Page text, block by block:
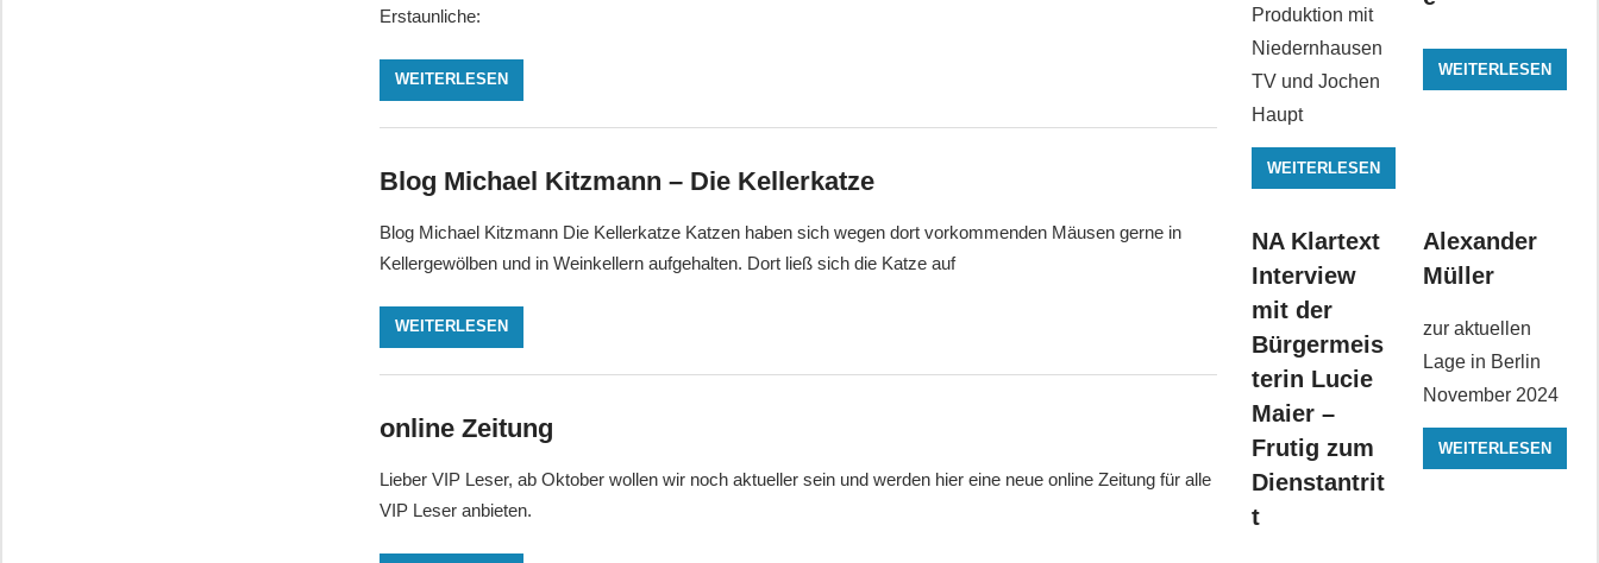
Erstaunliche:
WEITERLESEN
Blog Michael Kitzmann – Die Kellerkatze
Blog Michael Kitzmann Die Kellerkatze Katzen haben sich wegen dort vorkommenden Mäusen gerne in
Kellergewölben und in Weinkellern aufgehalten. Dort ließ sich die Katze auf
WEITERLESEN
online Zeitung
Lieber VIP Leser, ab Oktober wollen wir noch aktueller sein und werden hier eine neue online Zeitung für alle
VIP Leser anbieten.
Produktion mit
Niedernhausen
TV und Jochen
Haupt
WEITERLESEN
WEITERLESEN
NA Klartext
Interview
mit der
Bürgermeis
terin Lucie
Maier –
Frutig zum
Dienstantrit
t
Alexander
Müller
zur aktuellen
Lage in Berlin
November 2024
WEITERLESEN